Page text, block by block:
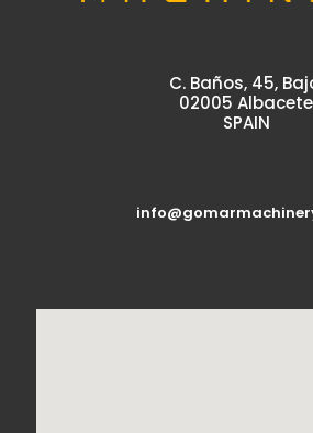
C. Baños, 45,
02005 Albacete
SPAIN